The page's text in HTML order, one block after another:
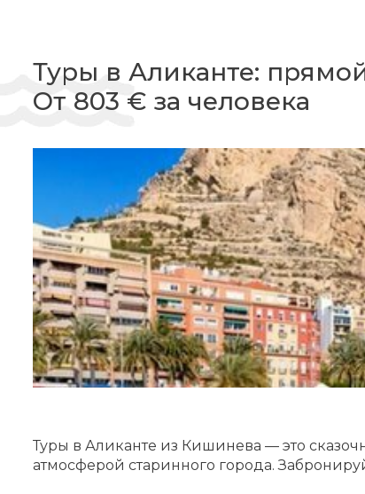
Туры в Аликанте:
От 803 € за человека
Туры в Аликанте из Кишинева — это
атмосферой старинного города.